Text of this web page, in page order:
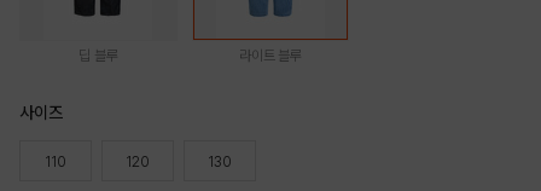
딥 블루 라이트 블루
사이즈
110 120 130